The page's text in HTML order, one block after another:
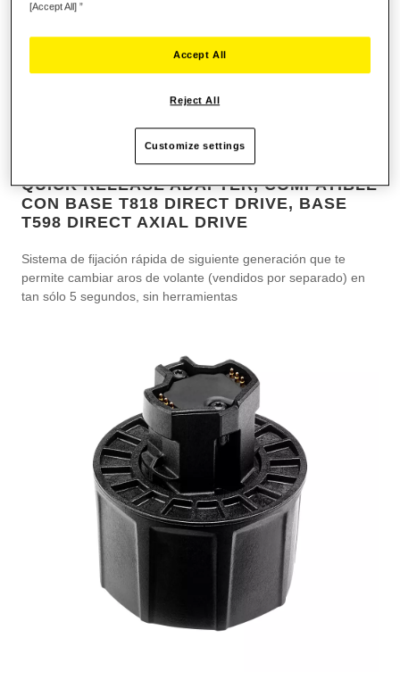
Sea el primero en dejar una reseña para este artículo
QUICK RELEASE ADAPTER, COMPATIBLE
CON BASE T818 DIRECT DRIVE, BASE
T598 DIRECT AXIAL DRIVE
Sistema de fijación rápida de siguiente generación que te
permite cambiar aros de volante (vendidos por separado) en
tan sólo 5 segundos, sin herramientas
[Accept All] ”
Reject All
Accept All
Customize settings